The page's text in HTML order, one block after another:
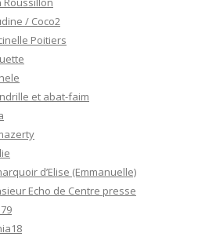
/ Coco2
Poitiers
et abat-faim
d’Elise (Emmanuelle)
Echo de Centre presse